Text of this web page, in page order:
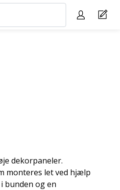
dekorpaneler.
monteres let ved hjælp
bunden og en